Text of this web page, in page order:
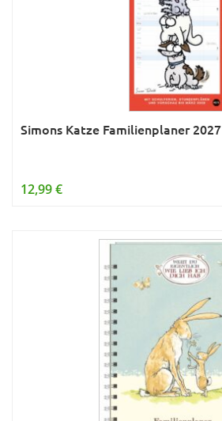
Simons Katze Familienplaner 2027
12,99 €